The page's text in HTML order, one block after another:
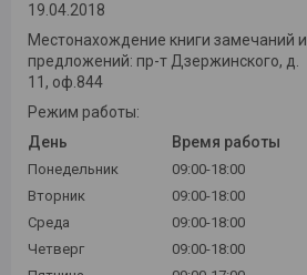
19.04.2018
Местонахождение книги замечаний и
предложений: пр-т Дзержинского, д.
11, оф.844
Режим работы:
День
Время работы
Понедельник
09:00-18:00
Вторник
09:00-18:00
Среда
09:00-18:00
Четверг
09:00-18:00